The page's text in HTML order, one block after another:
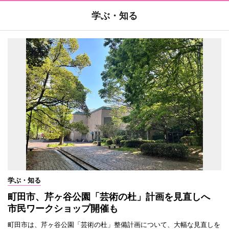
学ぶ・知る
学ぶ・知る
町田市、芹ヶ谷公園「芸術の杜」計画を見直しへ
市民ワークショップ開催も
町田市は、芹ヶ谷公園「芸術の杜」整備計画について、大幅な見直しを